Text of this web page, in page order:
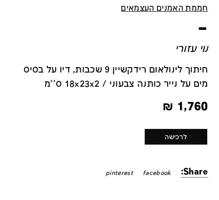
חממת האמנים העצמאים
–
נוי עזורי
חיתוך לינולאום רידקשיין 9 שכבות, דיו על בסיס
מים על נייר כותנה צבעוני / 18x23x2 ס''מ
1,760
₪
לרכישה
Share:
facebook
pinterest